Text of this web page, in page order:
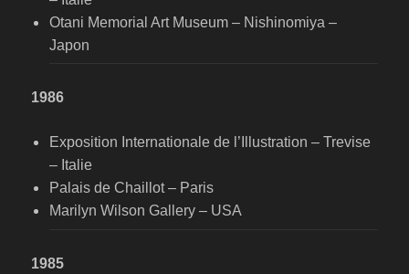
Otani Memorial Art Museum – Nishinomiya –
Japon
1986
Exposition Internationale de l’Illustration – Trevise
– Italie
Palais de Chaillot – Paris
Marilyn Wilson Gallery – USA
1985